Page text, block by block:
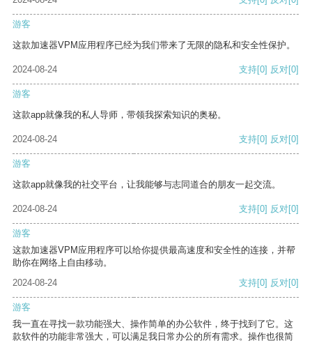
游客
这款加速器VPM应用程序已经为我们带来了无限的隐私和安全性保护。
2024-08-24 支持[0] 反对[0]
游客
这款app就像我的私人导师，带领我探索知识的奥秘。
2024-08-24 支持[0] 反对[0]
游客
这款app就像我的社交平台，让我能够与志同道合的朋友一起交流。
2024-08-24 支持[0] 反对[0]
游客
这款加速器VPM应用程序可以给你提供最高速度和安全性的连接，并帮
助你在网络上自由移动。
2024-08-24
支持[0] 反对[0]
游客
我一直在寻找一款功能强大、操作简单的办公软件，终于找到了它。这
款软件的功能非常强大，可以满足我日常办公的所有需求。操作也很简